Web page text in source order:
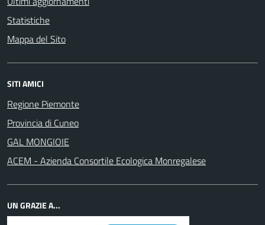
Statistiche
Mappa del Sito
SITI AMICI
Regione Piemonte
Provincia di Cuneo
GAL MONGIOIE
ACEM - Azienda Consortile Ecologica Monregalese
UN GRAZIE A...